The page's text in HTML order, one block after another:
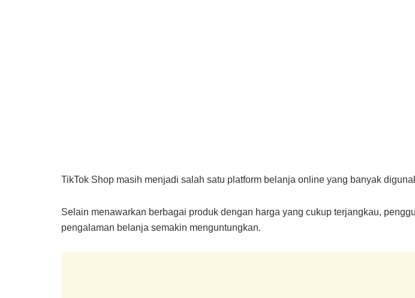
TikTok Shop masih menjadi salah satu platform belanja online yang banyak
Selain menawarkan berbagai produk dengan harga yang cukup terjangkau,
pengalaman belanja semakin menguntungkan.